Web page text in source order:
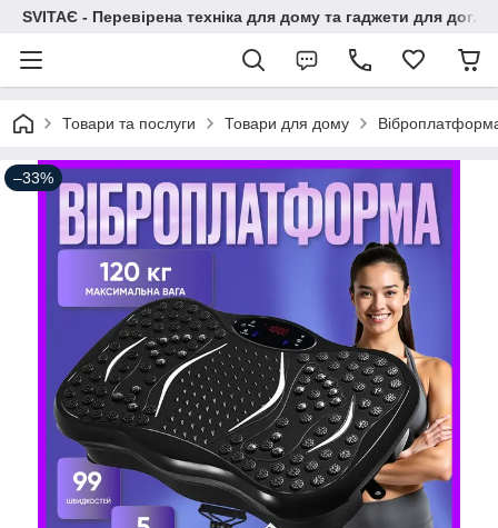
SVITAЄ - Перевірена техніка для дому та гаджети для
Товари та послуги Товари для дому
–33%